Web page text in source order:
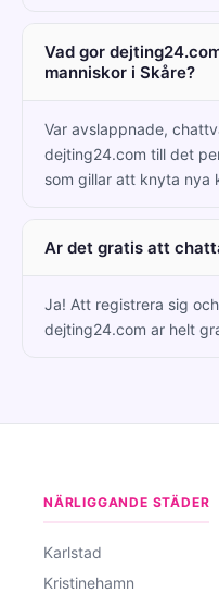
Vad gor
manniskor i Skåre?
Var avslappnade,
dejting24.com till det
som gillar att knyta nya
Ar det gratis att
Ja! Att registrera sig
dejting24.com ar helt
NÄRLIGGANDE STÄDER
Karlstad
Kristinehamn